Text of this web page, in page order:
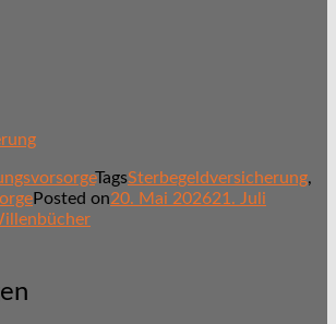
TagsSterbegeldversicherung,
Posted on20. Mai 202621. Juli